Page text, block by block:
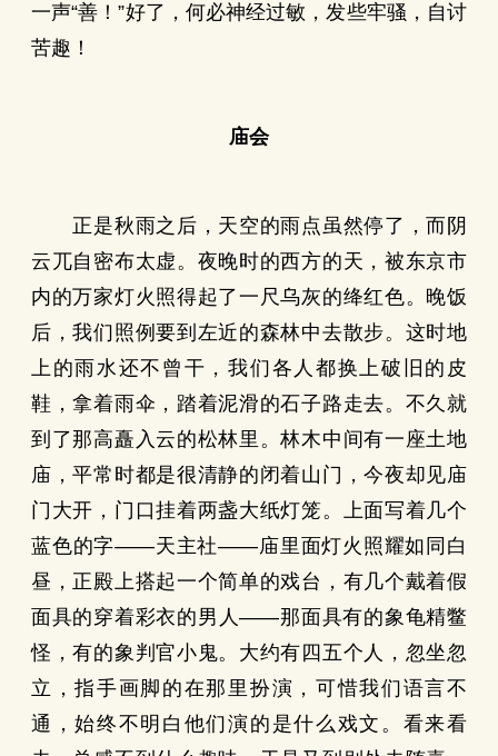
一声“善！”好了，何必神经过敏，发些牢骚，自讨
苦趣！
庙会
正是秋雨之后，天空的雨点虽然停了，而阴
云兀自密布太虚。夜晚时的西方的天，被东京市
内的万家灯火照得起了一尺乌灰的绛红色。晚饭
后，我们照例要到左近的森林中去散步。这时地
上的雨水还不曾干，我们各人都换上破旧的皮
鞋，拿着雨伞，踏着泥滑的石子路走去。不久就
到了那高矗入云的松林里。林木中间有一座土地
庙，平常时都是很清静的闭着山门，今夜却见庙
门大开，门口挂着两盏大纸灯笼。上面写着几个
蓝色的字——天主社——庙里面灯火照耀如同白
昼，正殿上搭起一个简单的戏台，有几个戴着假
面具的穿着彩衣的男人——那面具有的象龟精鳖
怪，有的象判官小鬼。大约有四五个人，忽坐忽
立，指手画脚的在那里扮演，可惜我们语言不
通，始终不明白他们演的是什么戏文。看来看